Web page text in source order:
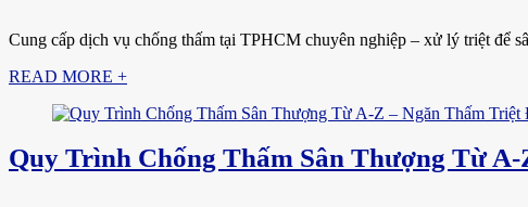
Cung cấp dịch vụ chống thấm tại TPHCM chuyên nghiệp – xử lý triệt để
READ MORE +
Quy Trình Chống Thấm Sân Thượng Từ